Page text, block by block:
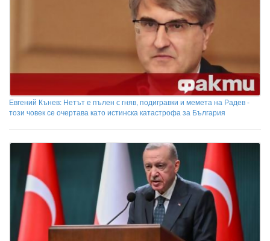
Евгений Кънев: Нетът е пълен с гняв, подигравки и мемета на Радев -
този човек се очертава като истинска катастрофа за България